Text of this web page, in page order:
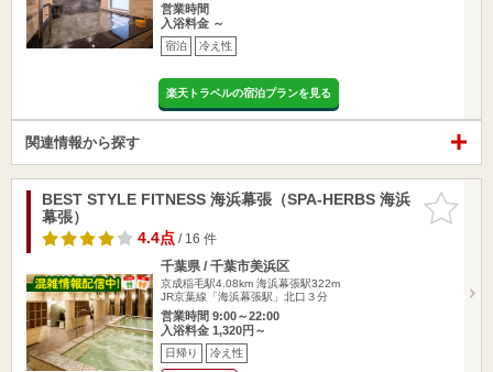
営業時間
入浴料金 ～
宿泊 冷え性
楽天トラベルの宿泊プランを見る
関連情報から探す
お気に入
りに追加
BEST STYLE FITNESS 海浜幕張（SPA-HERBS 海浜
幕張）
4.4点/ 16 件
千葉県 / 千葉市美浜区
京成稲毛駅4.08km 海浜幕張駅322m
JR京葉線「海浜幕張駅」北口３分
営業時間 9:00～22:00
入浴料金 1,320円～
日帰り 冷え性